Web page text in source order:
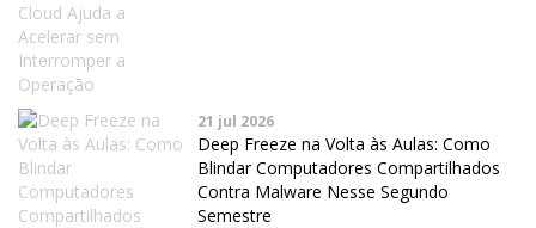
21 jul 2026
Deep Freeze na Volta às Aulas: Como
Blindar Computadores Compartilhados
Contra Malware Nesse Segundo
Semestre